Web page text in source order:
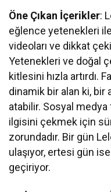
Öne Çıkan İçerikler:
eğlence yetenekleri
videoları ve dikkat
Yetenekleri ve doğal
kitlesini hızla artırdı.
dinamik bir alan ki, bir
atabilir. Sosyal
ilgisini çekmek için
zorundadır. Bir gün
ulaşıyor, ertesi gün
geçiriyor.